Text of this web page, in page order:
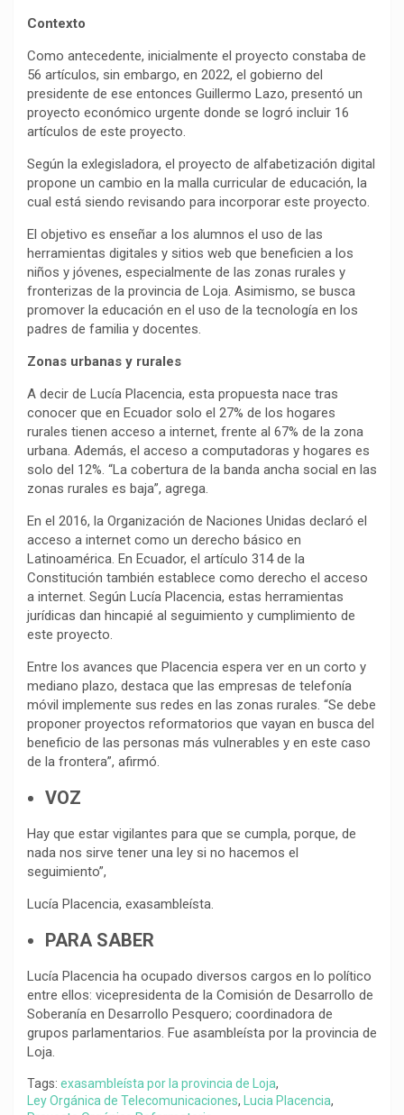
Contexto
Como antecedente, inicialmente el proyecto constaba de
56 artículos, sin embargo, en 2022, el gobierno del
presidente de ese entonces Guillermo Lazo, presentó un
proyecto económico urgente donde se logró incluir 16
artículos de este proyecto.
Según la exlegisladora, el proyecto de alfabetización digital
propone un cambio en la malla curricular de educación, la
cual está siendo revisando para incorporar este proyecto.
El objetivo es enseñar a los alumnos el uso de las
herramientas digitales y sitios web que beneficien a los
niños y jóvenes, especialmente de las zonas rurales y
fronterizas de la provincia de Loja. Asimismo, se busca
promover la educación en el uso de la tecnología en los
padres de familia y docentes.
Zonas urbanas y rurales
A decir de Lucía Placencia, esta propuesta nace tras
conocer que en Ecuador solo el 27% de los hogares
rurales tienen acceso a internet, frente al 67% de la zona
urbana. Además, el acceso a computadoras y hogares es
solo del 12%. “La cobertura de la banda ancha social en las
zonas rurales es baja”, agrega.
En el 2016, la Organización de Naciones Unidas declaró el
acceso a internet como un derecho básico en
Latinoamérica. En Ecuador, el artículo 314 de la
Constitución también establece como derecho el acceso
a internet. Según Lucía Placencia, estas herramientas
jurídicas dan hincapié al seguimiento y cumplimiento de
este proyecto.
Entre los avances que Placencia espera ver en un corto y
mediano plazo, destaca que las empresas de telefonía
móvil implemente sus redes en las zonas rurales. “Se debe
proponer proyectos reformatorios que vayan en busca del
beneficio de las personas más vulnerables y en este caso
de la frontera”, afirmó.
VOZ
Hay que estar vigilantes para que se cumpla, porque, de
nada nos sirve tener una ley si no hacemos el
seguimiento”,
Lucía Placencia, exasambleísta.
PARA SABER
Lucía Placencia ha ocupado diversos cargos en lo político
entre ellos: vicepresidenta de la Comisión de Desarrollo de
Soberanía en Desarrollo Pesquero; coordinadora de
grupos parlamentarios. Fue asambleísta por la provincia de
Loja.
Tags: exasambleísta por la provincia de Loja,
Ley Orgánica de Telecomunicaciones, Lucia Placencia,